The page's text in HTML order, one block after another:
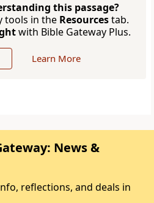
this passage?
tools in the Resourcestab.
with Bible Gateway Plus.
Learn More
News &
reflections, and deals in